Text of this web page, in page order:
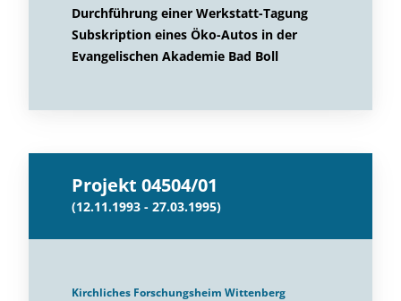
Durchführung einer Werkstatt-Tagung
Subskription eines Öko-Autos in der
Evangelischen Akademie Bad Boll
Projekt 04504/01
(12.11.1993 - 27.03.1995)
Kirchliches Forschungsheim Wittenberg